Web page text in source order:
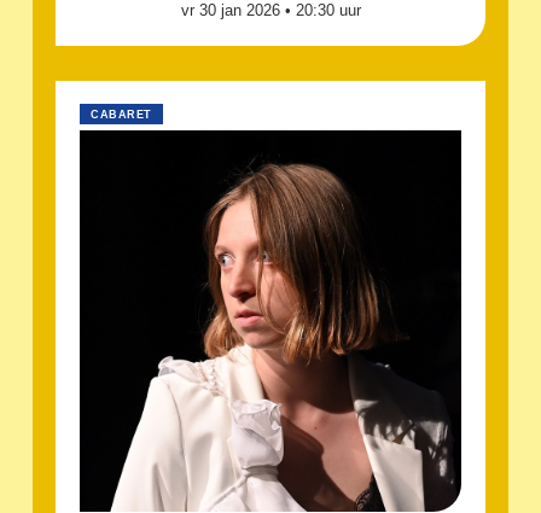
vr 30 jan 2026 • 20:30 uur
CABARET